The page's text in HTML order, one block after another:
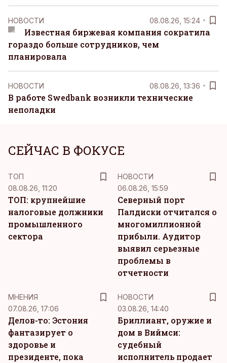
НОВОСТИ 08.08.26, 15:24
Известная биржевая компания сократила
гораздо больше сотрудников, чем
планировала
НОВОСТИ 08.08.26, 13:36
В работе Swedbank возникли технические
неполадки
СЕЙЧАС В ФОКУСЕ
ТОП
08.08.26, 11:20
ТОП: крупнейшие
налоговые должники
промышленного
сектора
НОВОСТИ
06.08.26, 15:59
Северный порт
Палдиски отчитался о
многомиллионной
прибыли. Аудитор
выявил серьезные
проблемы в
отчетности
MНЕНИЯ
07.08.26, 17:06
Делов-то: Эстония
фантазирует о
здоровье и
президенте, пока
НОВОСТИ
03.08.26, 14:40
Бриллиант, оружие и
дом в Виймси:
судебный
исполнитель продает